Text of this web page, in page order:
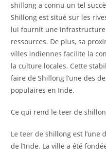
shillong a connu un tel
Shillong est situé sur les
lui fournit une infrastructure
ressources. De plus, sa
villes indiennes facilite la
la culture locales. Cette
faire de Shillong l’une des
populaires en Inde.
Ce qui rend le teer de
Le teer de shillong est l’une
de l’Inde. La ville a été